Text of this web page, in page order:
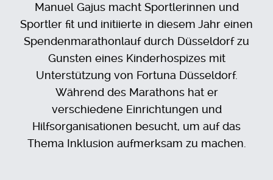
Manuel Gajus macht Sportlerinnen und
Sportler fit und initiierte in diesem Jahr einen
Spendenmarathonlauf durch Düsseldorf zu
Gunsten eines Kinderhospizes mit
Unterstützung von Fortuna Düsseldorf.
Während des Marathons hat er
verschiedene Einrichtungen und
Hilfsorganisationen besucht, um auf das
Thema Inklusion aufmerksam zu machen.